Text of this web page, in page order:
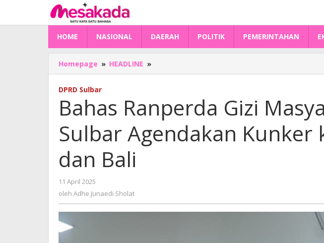
konten
HOME NASIONAL DAERAH POLITIK PEMERINTAHAN
Homepage » HEADLINE »
Ranperda
DPRD
Sulbar
Agendakan
Kunker
DPRD Sulbar
Bahas Ranperda Gizi
Sulbar Agendakan Kunker
dan Bali
11 April 2025
Adhe
oleh Adhe Junaedi Sholat